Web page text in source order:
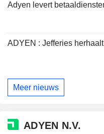
Adyen levert
ADYEN : Jefferies
Meer nieuws
ADYEN N.V.